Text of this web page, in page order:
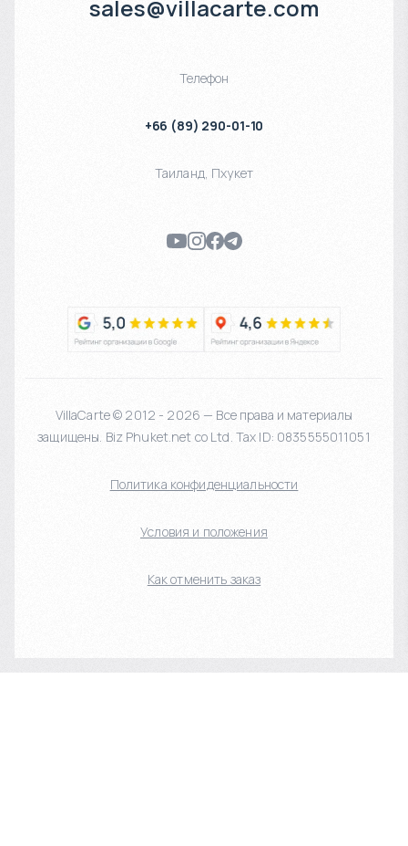
sales@villacarte.com
Телефон
+66 (89) 290-01-10
Таиланд, Пхукет
VillaCarte © 2012 - 2026 — Все права и материалы
защищены. Biz Phuket.net co Ltd. Tax ID: 0835555011051
Политика конфиденциальности
Условия и положения
Как отменить заказ